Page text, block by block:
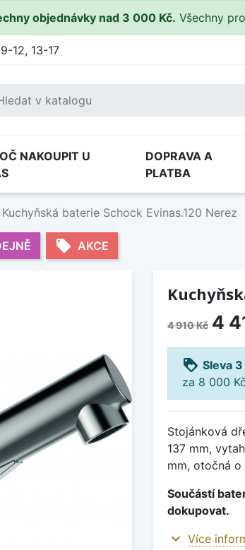
objednávky nad 3 000 Kč. Všechny
12, 13-17
NAKOUPIT U
DOPRAVA A
PLATBA
Kuchyňská baterie Schock Evinas.120 Nerez
local_offer AKCE
4 910 Kč 4
loyalty Sleva
za 8 000
Stojánková
137 mm,
mm, otočná o
Součástí
dokupovat.
expand_more Více